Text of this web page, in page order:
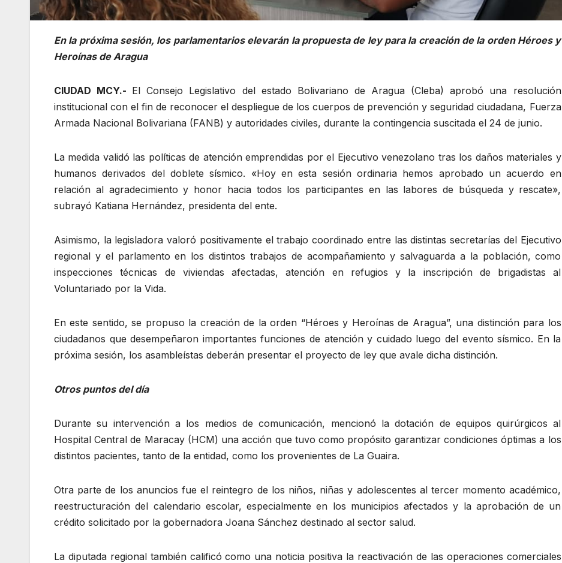
En la próxima sesión, los parlamentarios elevarán la propuesta de ley para la creación de la orden Héroes y
Heroínas de Aragua
CIUDAD MCY.- El Consejo Legislativo del estado Bolivariano de Aragua (Cleba) aprobó una resolución
institucional con el fin de reconocer el despliegue de los cuerpos de prevención y seguridad ciudadana, Fuerza
Armada Nacional Bolivariana (FANB) y autoridades civiles, durante la contingencia suscitada el 24 de junio.
‎‎La medida validó las políticas de atención emprendidas por el Ejecutivo venezolano tras los daños materiales y
humanos derivados del doblete sísmico. «Hoy en esta sesión ordinaria hemos aprobado un acuerdo en
relación al agradecimiento y honor hacia todos los participantes en las labores de búsqueda y rescate»,
subrayó Katiana Hernández, presidenta del ente.
‎‎Asimismo, la legisladora valoró positivamente el trabajo coordinado entre las distintas secretarías del Ejecutivo
regional y el parlamento en los distintos trabajos de acompañamiento y salvaguarda a la población, como
inspecciones técnicas de viviendas afectadas, atención en refugios y la inscripción de brigadistas al
Voluntariado por la Vida.
‎‎En este sentido, se propuso la creación de la orden “Héroes y Heroínas de Aragua”, una distinción para los
ciudadanos que desempeñaron importantes funciones de atención y cuidado luego del evento sísmico. En la
próxima sesión, los asambleístas deberán presentar el proyecto de ley que avale dicha distinción.
Otros puntos del día
Durante su intervención a los medios de comunicación, mencionó la dotación de equipos quirúrgicos al
Hospital Central de Maracay (HCM) una acción que tuvo como propósito garantizar condiciones óptimas a los
distintos pacientes, tanto de la entidad, como los provenientes de La Guaira.
‎‎Otra parte de los anuncios fue el reintegro de los niños, niñas y adolescentes al tercer momento académico,
reestructuración del calendario escolar, especialmente en los municipios afectados y la aprobación de un
crédito solicitado por la gobernadora Joana Sánchez destinado al sector salud.
‎La diputada regional también calificó como una noticia positiva la reactivación de las operaciones comerciales